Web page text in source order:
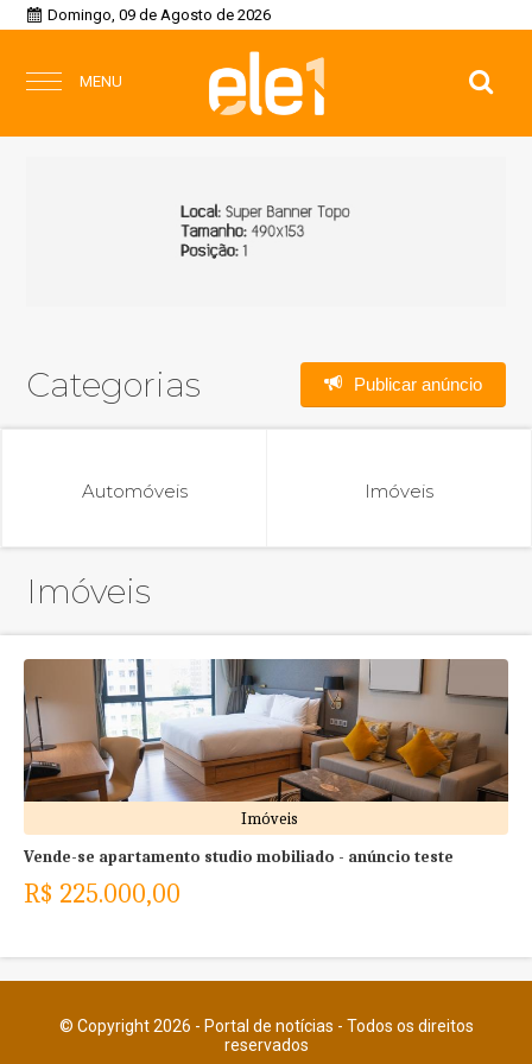
Domingo, 09 de Agosto de 2026
MENU
Publicar anúncio
Categorias
Automóveis Imóveis
Imóveis
Imóveis
Vende-se apartamento studio mobiliado - anúncio teste
R$ 225.000,00
© Copyright 2026 - Portal de notícias - Todos os direitos
reservados